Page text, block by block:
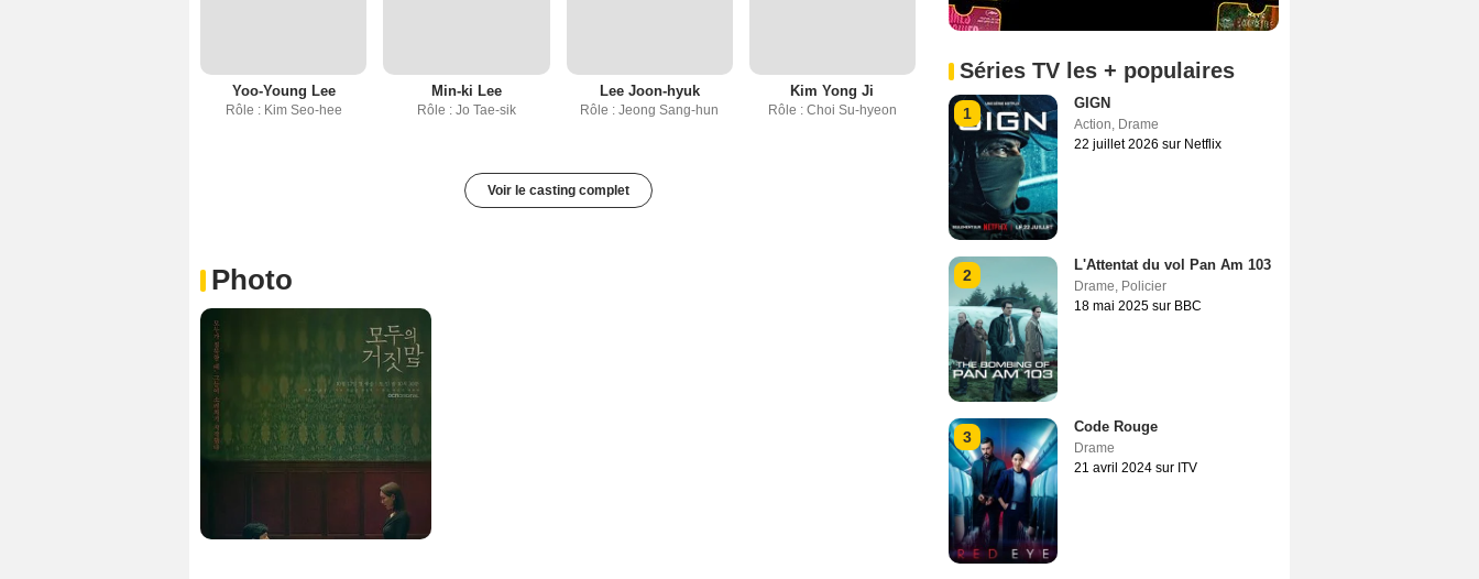
Yoo-Young Lee
Rôle : Kim Seo-hee
Min-ki Lee
Rôle : Jo Tae-sik
Lee Joon-hyuk
Rôle : Jeong Sang-hun
Kim Yong Ji
Rôle : Choi Su-hyeon
Voir le casting complet
Photo
Séries TV les + populaires
1
GIGN
Action, Drame
22 juillet 2026 sur Netflix
2
L'Attentat du vol Pan Am 103
Drame, Policier
18 mai 2025 sur BBC
3
Code Rouge
Drame
21 avril 2024 sur ITV